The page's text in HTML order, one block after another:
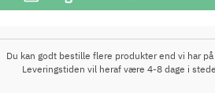
Du kan godt bestille flere produkter end vi har på
Leveringstiden vil heraf være 4-8 dage i